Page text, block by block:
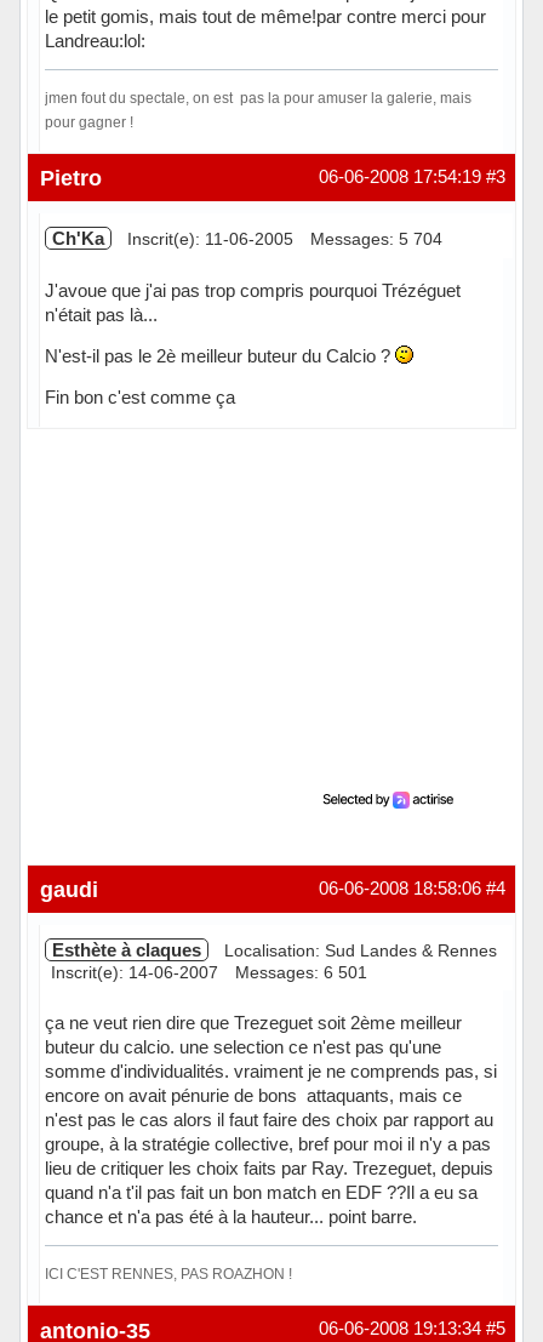
le petit gomis, mais tout de même!par contre merci pour
Landreau:lol:
jmen fout du spectale, on est pas la pour amuser la galerie, mais
pour gagner !
Hors ligne #3
06-06-2008 17:54:19
Pietro
Ch'Ka Inscrit(e): 11-06-2005 Messages: 5 704
J'avoue que j'ai pas trop compris pourquoi Trézéguet
n'était pas là...
N'est-il pas le 2è meilleur buteur du Calcio ?
Fin bon c'est comme ça
#4
06-06-2008 18:58:06
gaudi
Esthète à claques
Localisation: Sud Landes & Rennes
Inscrit(e): 14-06-2007
Messages: 6 501
ça ne veut rien dire que Trezeguet soit 2ème meilleur
buteur du calcio. une selection ce n'est pas qu'une
somme d'individualités. vraiment je ne comprends pas, si
encore on avait pénurie de bons attaquants, mais ce
n'est pas le cas alors il faut faire des choix par rapport au
groupe, à la stratégie collective, bref pour moi il n'y a pas
lieu de critiquer les choix faits par Ray. Trezeguet, depuis
quand n'a t'il pas fait un bon match en EDF ??Il a eu sa
chance et n'a pas été à la hauteur... point barre.
ICI C'EST RENNES, PAS ROAZHON !
Hors ligne #5
06-06-2008 19:13:34
antonio-35